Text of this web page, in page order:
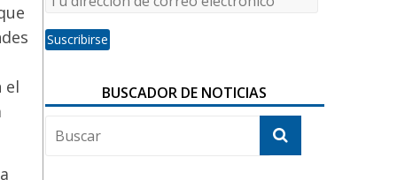
el
BUSCADOR DE NOTICIAS